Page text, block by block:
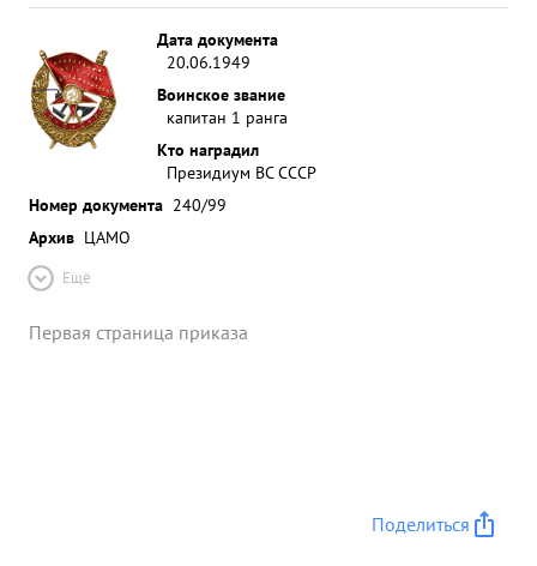
Дата документа
20.06.1949
Воинское звание
капитан 1 ранга
Кто наградил
Президиум ВС СССР
Номер документа 240/99
Архив ЦАМО
Ещё
Первая страница приказа
Поделиться